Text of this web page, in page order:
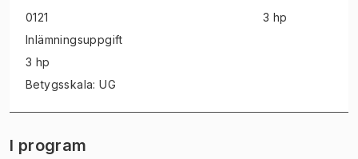
0121
Inlämningsuppgift
3 hp
Betygsskala: UG
3 hp
I program